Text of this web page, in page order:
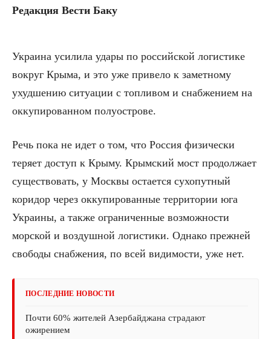
Редакция Вести Баку
Украина усилила удары по российской логистике
вокруг Крыма, и это уже привело к заметному
ухудшению ситуации с топливом и снабжением на
оккупированном полуострове.
Речь пока не идет о том, что Россия физически
теряет доступ к Крыму. Крымский мост продолжает
существовать, у Москвы остается сухопутный
коридор через оккупированные территории юга
Украины, а также ограниченные возможности
морской и воздушной логистики. Однако прежней
свободы снабжения, по всей видимости, уже нет.
ПОСЛЕДНИЕ НОВОСТИ
Почти 60% жителей Азербайджана страдают
ожирением